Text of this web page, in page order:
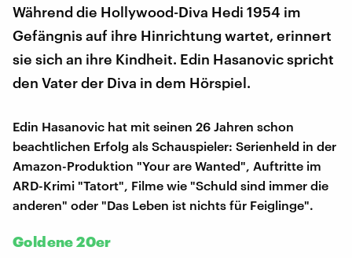
Während die Hollywood-Diva Hedi 1954 im
Gefängnis auf ihre Hinrichtung wartet, erinnert
sie sich an ihre Kindheit. Edin Hasanovic spricht
den Vater der Diva in dem Hörspiel.
Edin Hasanovic hat mit seinen 26 Jahren schon
beachtlichen Erfolg als Schauspieler: Serienheld in der
Amazon-Produktion "Your are Wanted", Auftritte im
ARD-Krimi "Tatort", Filme wie "Schuld sind immer die
anderen" oder "Das Leben ist nichts für Feiglinge".
Goldene 20er